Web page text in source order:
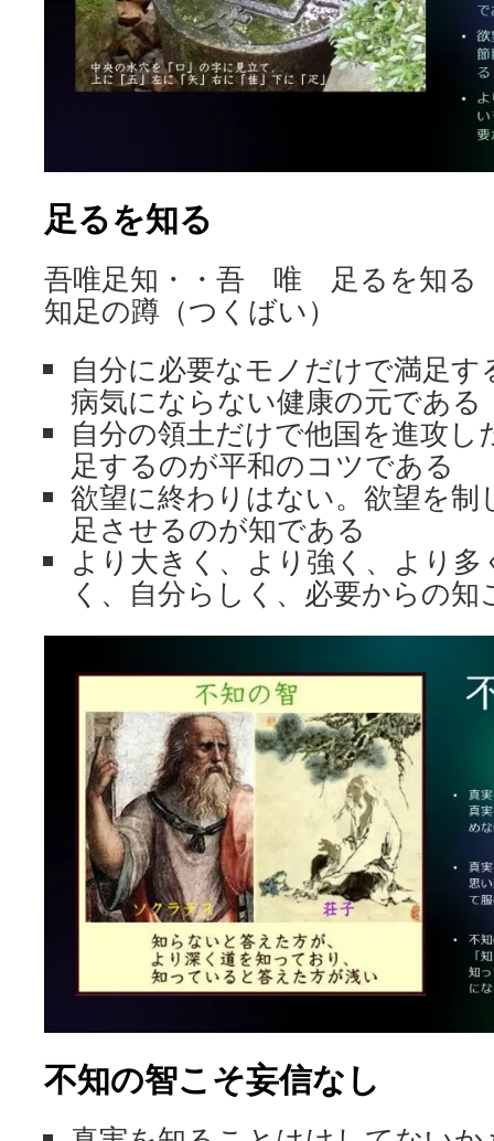
足るを知る
吾唯足知・・吾 唯 足るを
知足の蹲（つくばい）
自分に必要なモノだけで満足
病気にならない健康の元である
自分の領土だけで他国を進攻し
足するのが平和のコツである
欲望に終わりはない。欲望を制
足させるのが知である
より大きく、より強く、より
く、自分らしく、必要からの知
不知の智こそ妄信なし